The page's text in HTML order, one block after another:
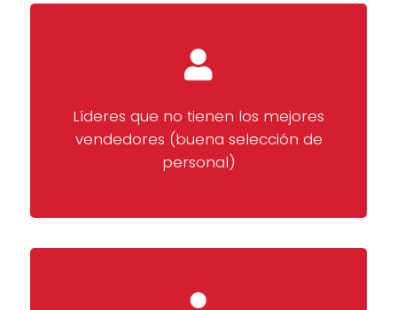
Líderes que no tienen los mejores
vendedores (buena selección de
personal)